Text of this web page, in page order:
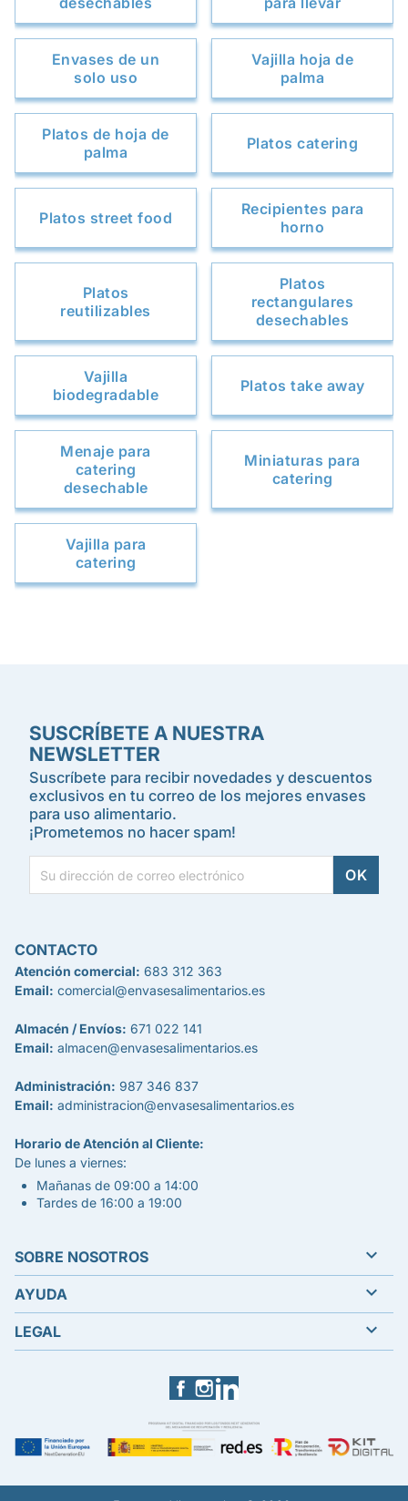
Envases de un
solo uso
Vajilla hoja de
palma
Platos de hoja de
palma
Platos catering
Platos street food
Recipientes para
horno
Platos
reutilizables
Platos
rectangulares
desechables
Vajilla
biodegradable
Platos take away
Menaje para
catering
desechable
Miniaturas para
catering
Vajilla para
catering
SUSCRÍBETE A NUESTRA
NEWSLETTER
Suscríbete para recibir novedades y descuentos
exclusivos en tu correo de los mejores envases
para uso alimentario.
¡Prometemos no hacer spam!
Facebook
CONTACTO
Atención comercial: 683 312 363
Email: comercial@envasesalimentarios.es
Almacén / Envíos: 671 022 141
Email: almacen@envasesalimentarios.es
Administración: 987 346 837
Email: administracion@envasesalimentarios.es
Horario de Atención al Cliente:
De lunes a viernes:
Mañanas de 09:00 a 14:00
Tardes de 16:00 a 19:00
SOBRE NOSOTROS 
AYUDA 
LEGAL 